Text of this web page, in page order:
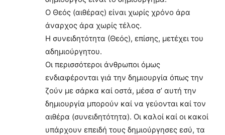
Ο Θεός (αιθέρας) είναι χωρίς χρόνο άρα
άναρχος άρα χωρίς τέλος.
Η συνειδητότητα (Θεός), επίσης, μετέχει του
αδημιούργητου.
Οι περισσότεροι άνθρωποι όμως
ενδιαφέρονται γιά την δημιουργία όπως την
ζούν με σάρκα καί οστά, μέσα σ’ αυτή την
δημιουργία μπορούν καί να γεύονται καί τον
αιθέρα (συνειδητότητα). Οι καλοί καί οι κακοί
υπάρχουν επειδή τους δημιούργησες εσύ, τα